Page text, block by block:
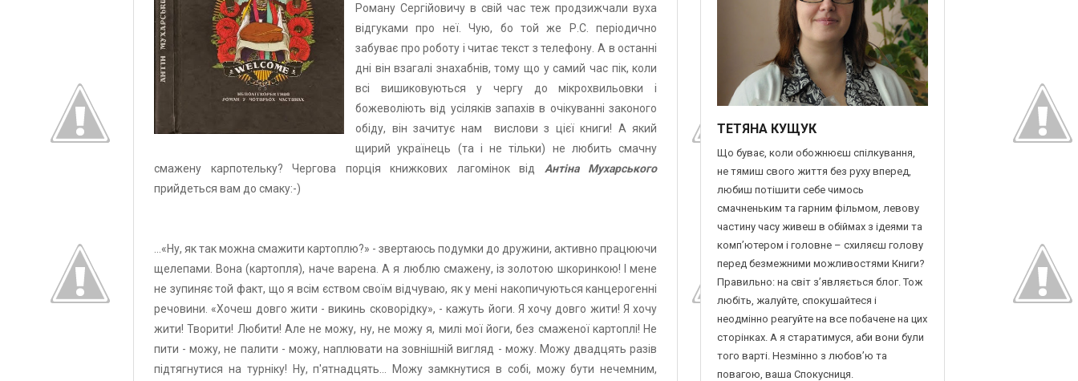
Роману Сергійовичу в свій час тежпродзижчали вуха
відгуками про неї. Чую, бо той же Р.С. періодично
забуває про роботу і читає текст з телефону. А в останні
дні він взагалі знахабнів, тому що у самий час пік, коли
всі вишиковуються у чергу до мікрохвильовки і
божеволіють від усіляків запахів в очікуванні законого
обіду, він зачитує нам вислови з цієї книги! А який
щирий українець (та і не тільки) не любить смачну
смажену карпотельку? Чергова порція книжкових лагомінок від Антіна Мухарського
прийдеться вам до смаку:-)
...«Ну, як так можна смажити картоплю?» - звертаюсь подумки до дружини, активно працюючи
щелепами. Вона (картопля), наче варена. А я люблю смажену, із золотою шкоринкою! І мене
не зупиняє той факт, що я всім єством своїм відчуваю, як у мені накопичуються канцерогенні
речовини. «Хочеш довго жити - викинь сковорідку», - кажуть йоги. Я хочу довго жити! Я хочу
жити! Творити! Любити! Але не можу, ну, не можу я, милі мої йоги, без смаженої картоплі! Не
пити - можу, не палити - можу, наплювати на зовнішній вигляд - можу. Можу двадцять разів
підтягнутися на турніку! Ну, п'ятнадцять... Можу замкнутися в собі, можу бути нечемним,
ТЕТЯНА КУЩУК
Що буває, коли обожнюєш спілкування,
не тямиш свого життя без руху вперед,
любиш потішити себе чимось
смачненьким та гарним фільмом, левову
частину часу живеш в обіймах з ідеями та
комп’ютером і головне – схиляєш голову
перед безмежними можливостями Книги?
Правильно: на світ з’являється блог. Тож
любіть, жалуйте, спокушайтеся і
неодмінно реагуйте на все побачене на цих
сторінках. А я старатимуся, аби вони були
того варті. Незмінно з любов’ю та
повагою, ваша Спокусниця.